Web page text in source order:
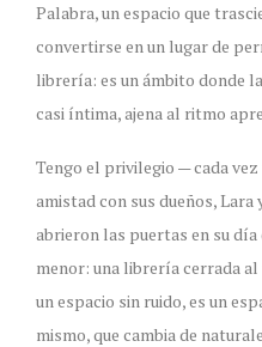
Palabra, un espacio que
convertirse en un lugar de
librería: es un ámbito donde
casi íntima, ajena al ritmo
Tengo el privilegio — cada
amistad con sus dueños, Lara
abrieron las puertas en su día
menor: una librería cerrada
un espacio sin ruido, es un
mismo, que cambia de